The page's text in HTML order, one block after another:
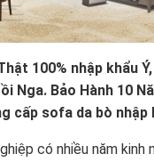
100% nhập khẩu
Nga. Bảo Hành 10
cấp sofa da bò nhập
có nhiều năm kinh